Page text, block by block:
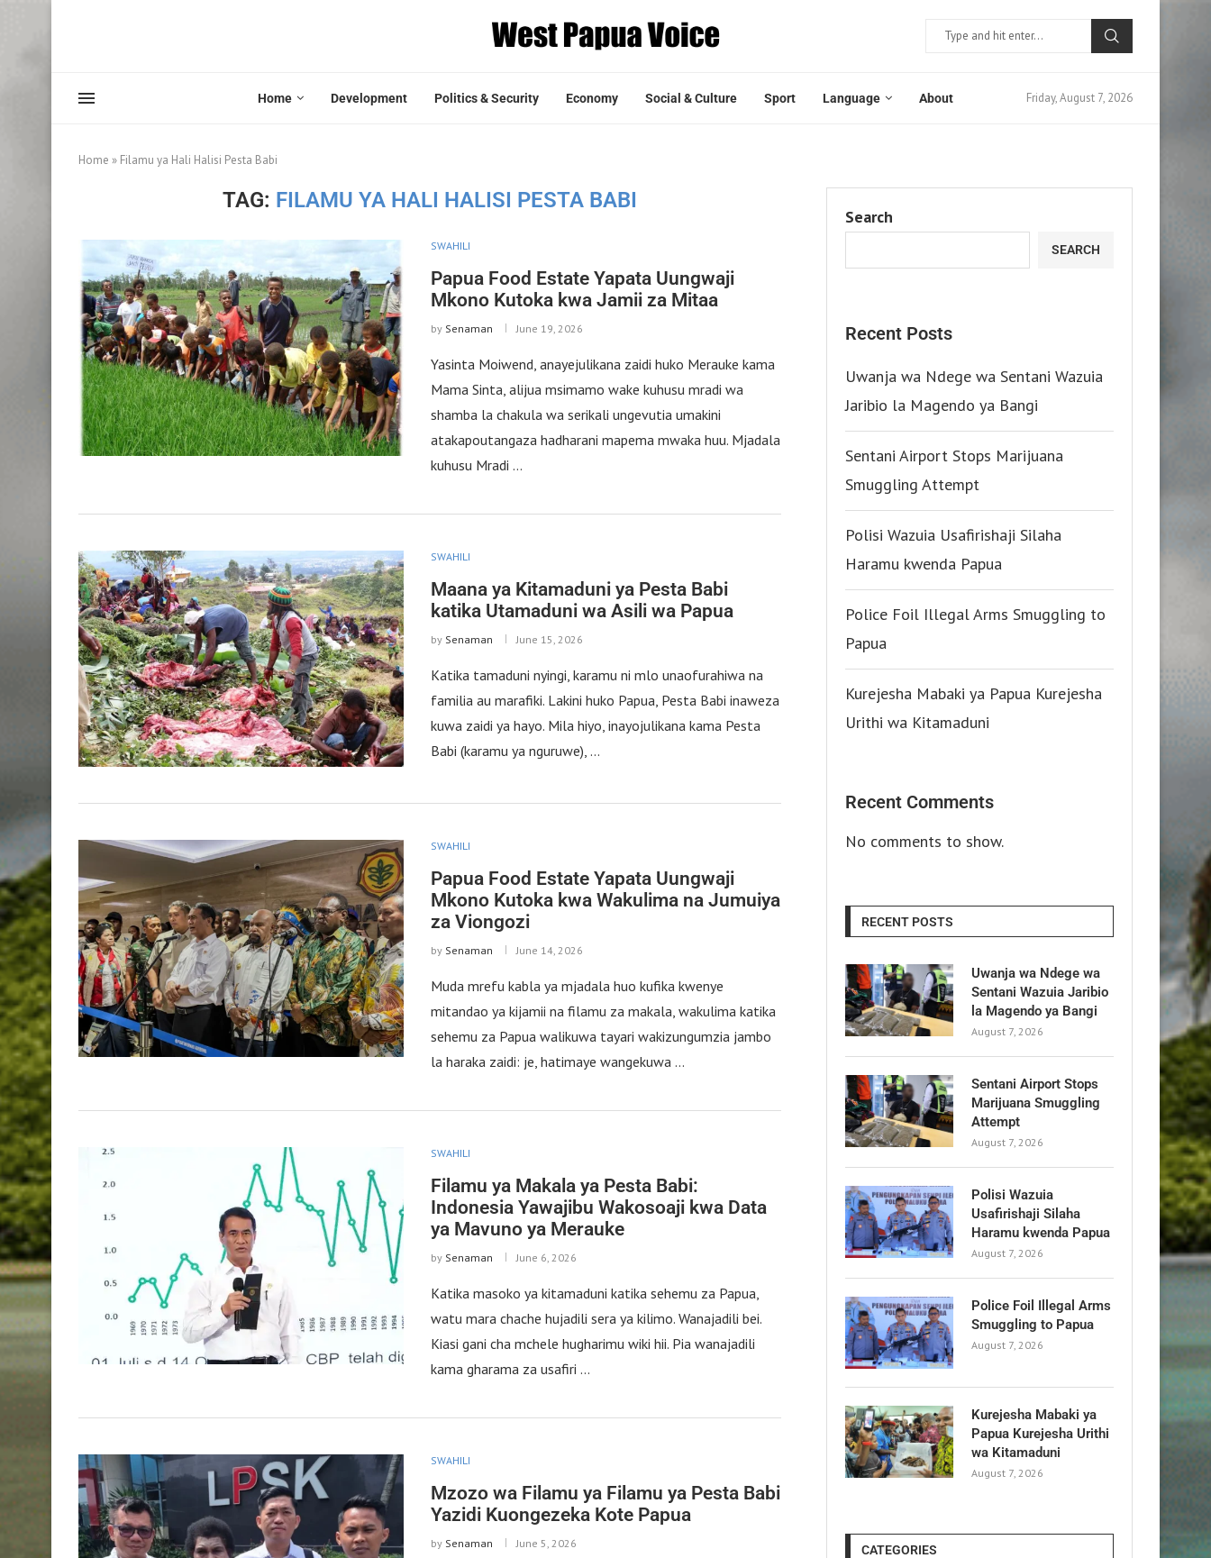
Home Development Politics & Security Economy Social & Culture Sport Language About Friday, August 7, 2026
Home » Filamu ya Hali Halisi Pesta Babi
TAG: FILAMU YA HALI HALISI PESTA BABI
SWAHILI
Papua Food Estate Yapata Uungwaji
Mkono Kutoka kwa Jamii za Mitaa
by Senaman June 19, 2026
Yasinta Moiwend, anayejulikana zaidi huko Merauke kama
Mama Sinta, alijua msimamo wake kuhusu mradi wa
shamba la chakula wa serikali ungevutia umakini
atakapoutangaza hadharani mapema mwaka huu. Mjadala
kuhusu Mradi …
SWAHILI
Maana ya Kitamaduni ya Pesta Babi
katika Utamaduni wa Asili wa Papua
by Senaman June 15, 2026
Katika tamaduni nyingi, karamu ni mlo unaofurahiwa na
familia au marafiki. Lakini huko Papua, Pesta Babi inaweza
kuwa zaidi ya hayo. Mila hiyo, inayojulikana kama Pesta
Babi (karamu ya nguruwe), …
SWAHILI
Papua Food Estate Yapata Uungwaji
Mkono Kutoka kwa Wakulima na Jumuiya
za Viongozi
by Senaman June 14, 2026
Muda mrefu kabla ya mjadala huo kufika kwenye
mitandao ya kijamii na filamu za makala, wakulima katika
sehemu za Papua walikuwa tayari wakizungumzia jambo
la haraka zaidi: je, hatimaye wangekuwa …
SWAHILI
Filamu ya Makala ya Pesta Babi:
Indonesia Yawajibu Wakosoaji kwa Data
ya Mavuno ya Merauke
by Senaman June 6, 2026
Katika masoko ya kitamaduni katika sehemu za Papua,
watu mara chache hujadili sera ya kilimo. Wanajadili bei.
Kiasi gani cha mchele hugharimu wiki hii. Pia wanajadili
kama gharama za usafiri …
SWAHILI
Mzozo wa Filamu ya Filamu ya Pesta Babi
Yazidi Kuongezeka Kote Papua
by Senaman June 5, 2026
Search
SEARCH
Recent Posts
Uwanja wa Ndege wa Sentani Wazuia
Jaribio la Magendo ya Bangi
Sentani Airport Stops Marijuana
Smuggling Attempt
Polisi Wazuia Usafirishaji Silaha
Haramu kwenda Papua
Police Foil Illegal Arms Smuggling to
Papua
Kurejesha Mabaki ya Papua Kurejesha
Urithi wa Kitamaduni
Recent Comments
No comments to show.
RECENT POSTS
Uwanja wa Ndege wa
Sentani Wazuia Jaribio
la Magendo ya Bangi
August 7, 2026
Sentani Airport Stops
Marijuana Smuggling
Attempt
August 7, 2026
Polisi Wazuia
Usafirishaji Silaha
Haramu kwenda Papua
August 7, 2026
Police Foil Illegal Arms
Smuggling to Papua
August 7, 2026
Kurejesha Mabaki ya
Papua Kurejesha Urithi
wa Kitamaduni
August 7, 2026
CATEGORIES